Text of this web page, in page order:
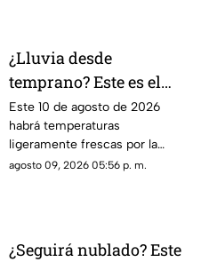
¿Lluvia desde
temprano? Este es el
pronóstico del clima en
Aguascalientes hoy 10
de agosto
Este 10 de agosto de 2026
habrá temperaturas
ligeramente frescas por la
mañana y calor en el día; el
agosto 09, 2026 05:56 p. m.
¿Seguirá nublado? Este